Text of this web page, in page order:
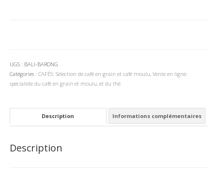
UGS : BALI-BARONG
Catégories : CAFÉS: Sélection de café en grain et café moulu, Vente en ligne:
spécialiste du café en grain et moulu, et du thé
Description Informations complémentaires
Description